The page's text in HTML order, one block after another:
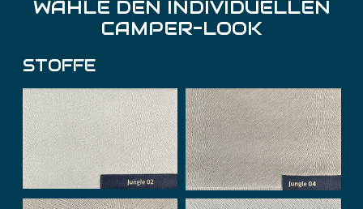
WÄHLE DEN INDIVIDUELLEN
CAMPER-LOOK
STOFFE